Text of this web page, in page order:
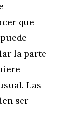
que
la parte
Las
ser